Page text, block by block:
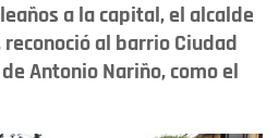
a la capital, el alcalde
al barrio Ciudad
Antonio Nariño, como el